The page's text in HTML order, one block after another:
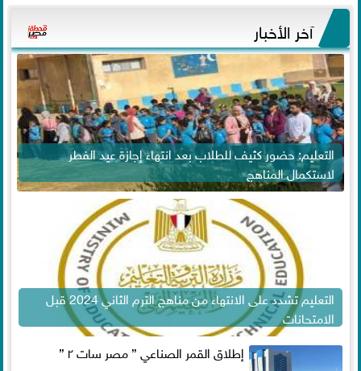
آخر الأخبار
التعليم: حضور كثيف للطلاب بعد انتهاء إجازة عيد الفطر
لاستكمال المناهج
التعليم تشدد على الانتهاء من مناهج الترم الثاني 2024 قبل
الامتحانات
إطلاق القمر الصناعي ” مصر سات ٢ ”